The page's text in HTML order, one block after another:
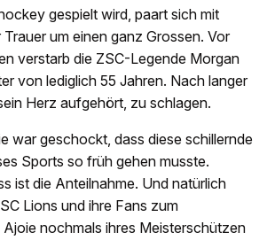
gespielt wird, paart sich mit
um einen ganz Grossen. Vor
verstarb die ZSC-Legende Morgan
von lediglich 55 Jahren. Nach langer
Herz aufgehört, zu schlagen.
war geschockt, dass diese schillernde
Sports so früh gehen musste.
ist die Anteilnahme. Und natürlich
Lions und ihre Fans zum
nochmals ihres Meisterschützen